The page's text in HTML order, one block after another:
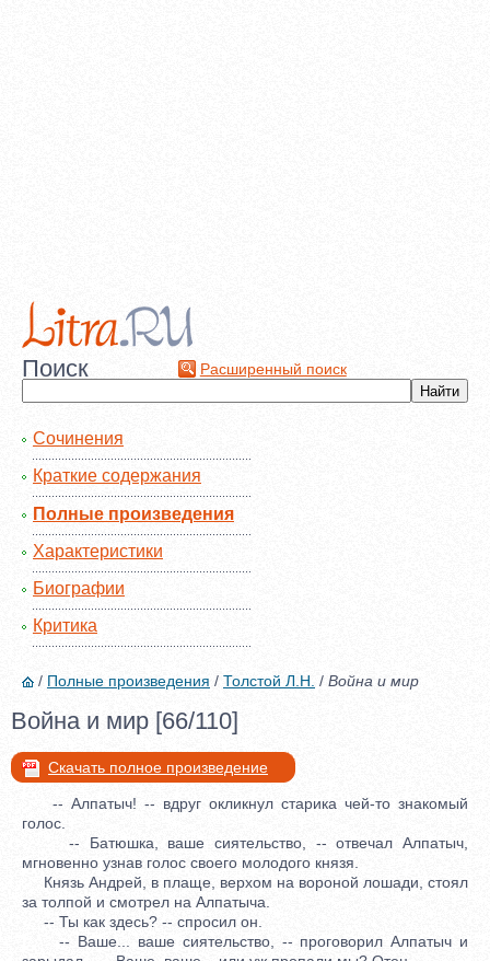
Поиск Расширенный поиск
Сочинения
Краткие содержания
Полные произведения
Характеристики
Биографии
Критика
/ Полные произведения / Толстой Л.Н. / Война и мир
Война и мир [66/110]
Скачать полное произведение
-- Алпатыч! -- вдруг окликнул старика чей-то знакомый
голос.
-- Батюшка, ваше сиятельство, -- отвечал Алпатыч,
мгновенно узнав голос своего молодого князя.
Князь Андрей, в плаще, верхом на вороной лошади, стоял
за толпой и смотрел на Алпатыча.
-- Ты как здесь? -- спросил он.
-- Ваше... ваше сиятельство, -- проговорил Алпатыч и